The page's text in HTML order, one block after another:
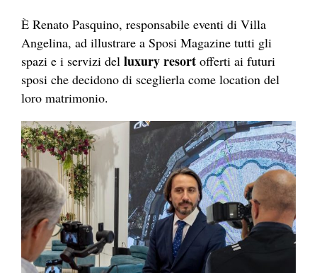
È Renato Pasquino, responsabile eventi di Villa
Angelina, ad illustrare a Sposi Magazine tutti gli
spazi e i servizi del luxury resort offerti ai futuri
sposi che decidono di sceglierla come location del
loro matrimonio.